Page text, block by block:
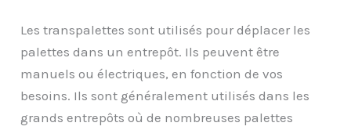
Les transpalettes sont utilisés pour déplacer les
palettes dans un entrepôt. Ils peuvent être
manuels ou électriques, en fonction de vos
besoins. Ils sont généralement utilisés dans les
grands entrepôts où de nombreuses palettes